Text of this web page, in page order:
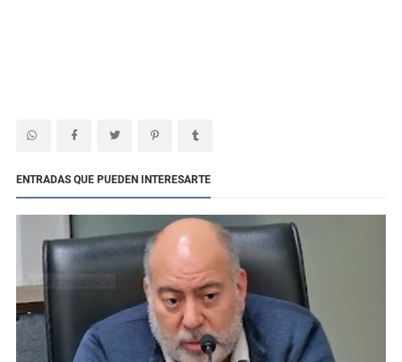
ENTRADAS QUE PUEDEN INTERESARTE